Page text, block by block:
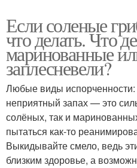
Если соленые
что делать. Что
маринованные
заплесневели?
Любые виды
неприятный запах — это
солёных, так и
пытаться как-то
Выкидывайте смело, ведь
близким здоровье, а